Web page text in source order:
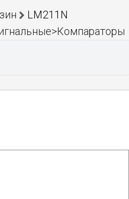
LM211N